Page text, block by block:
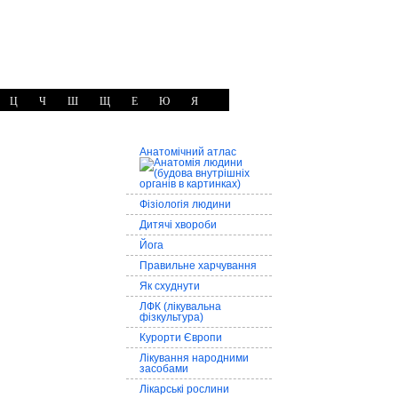
Ц Ч Ш Щ Е Ю Я
Анатомічний атлас
Фізіологія людини
Дитячі хвороби
Йога
Правильне харчування
Як схуднути
ЛФК (лікувальна
фізкультура)
Курорти Європи
Лікування народними
засобами
Лікарські рослини